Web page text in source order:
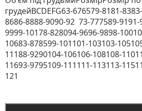
грудейBCDEFG63-676579-8181-
8686-8888-9090-92 73-777589-
9999-10178-828094-9696-9898-
10683-878599-101101-103103-
11188-9290104-106106-108108-
11693-9795109-111111-113113-
121